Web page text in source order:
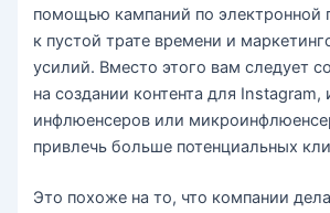
помощью кампаний по электронной
к пустой трате времени и
усилий. Вместо этого вам следует
на создании контента для Instagram,
инфлюенсеров или
привлечь больше потенциальных
Это похоже на то, что компании